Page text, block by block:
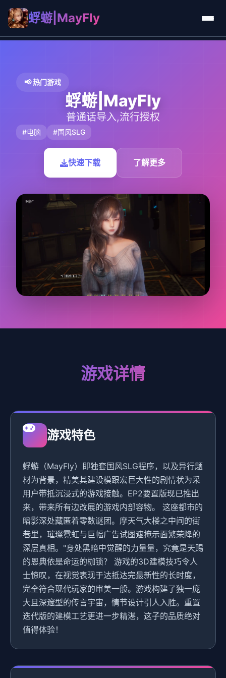
蜉蝣|MayFly
📢 热门游戏
蜉蝣|MayFly
普通话导入,流行授权
#电脑 #国风SLG
快速下载 了解更多
游戏详情
游戏特色
蜉蝣（MayFly）即独套国风SLG程序，以及异行题
材为背景，精美其建设模跟宏巨大性的剧情状为采
用户带抵沉浸式的游戏接触。EP2要置版现已推出
来，带来所有边改展的游戏内部容物。 这座都市的
暗影深处藏匿着零数谜团。摩天气大楼之中间的街
巷里，璀璨霓虹与巨幅广告试图遮掩示面繁荣降的
深层真相。"身处黑暗中觉醒的力量量，究竟是天赐
的恩典依是命运的枷锁？ 游戏的3D建模技巧令人
士惊叹，在视觉表现于达抵达完最新性的长时度，
完全符合现代玩家的审美一般。游戏构建了独一庞
大且深邃型的传言宇宙，情节设计引人入胜。重置
迭代版的建模工艺更进一步精湛，这子的品质绝对
值得体验！